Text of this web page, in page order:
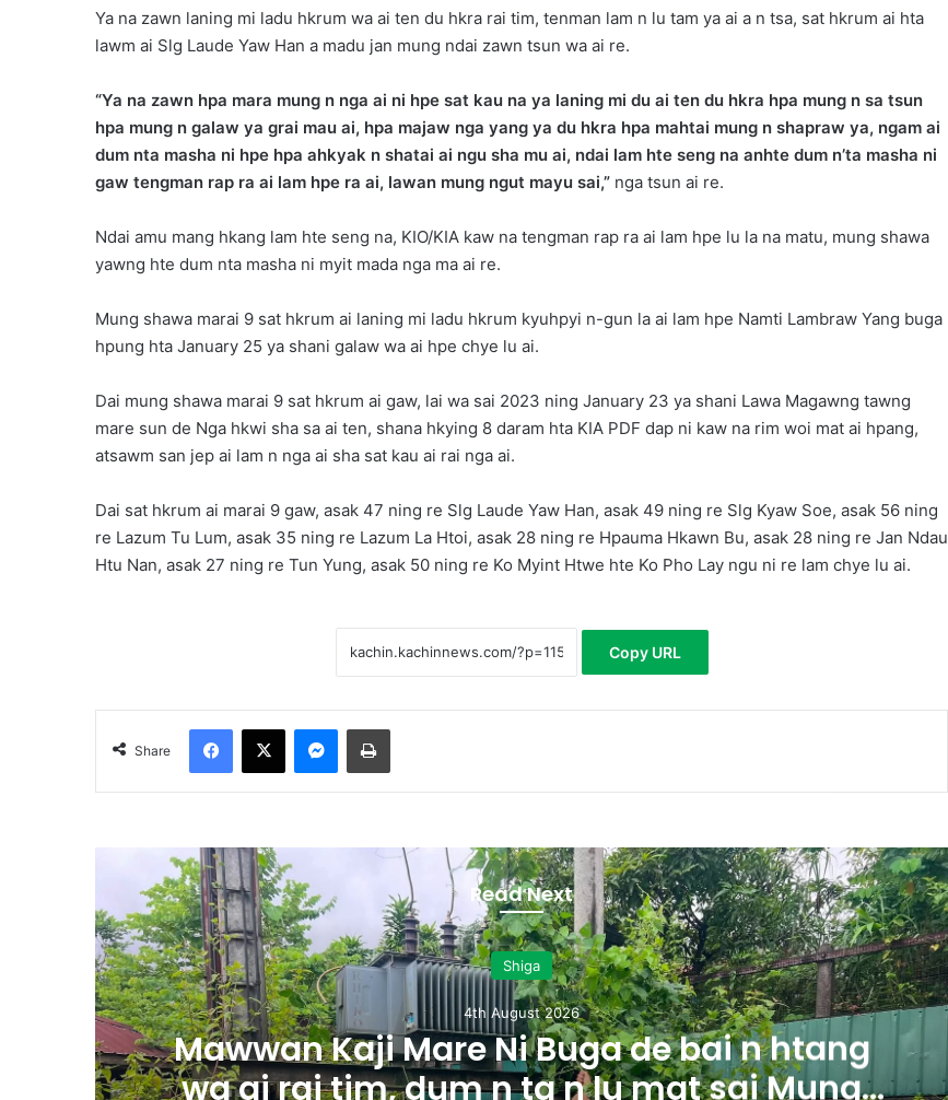
Ya na zawn laning mi ladu hkrum wa ai ten du hkra rai tim, tenman lam n lu tam ya ai a n tsa, sat hkrum ai hta
lawm ai Slg Laude Yaw Han a madu jan mung ndai zawn tsun wa ai re.
“Ya na zawn hpa mara mung n nga ai ni hpe sat kau na ya laning mi du ai ten du hkra hpa mung n sa tsun
hpa mung n galaw ya grai mau ai, hpa majaw nga yang ya du hkra hpa mahtai mung n shapraw ya, ngam ai
dum nta masha ni hpe hpa ahkyak n shatai ai ngu sha mu ai, ndai lam hte seng na anhte dum n’ta masha ni
gaw tengman rap ra ai lam hpe ra ai, lawan mung ngut mayu sai,” nga tsun ai re.
Ndai amu mang hkang lam hte seng na, KIO/KIA kaw na tengman rap ra ai lam hpe lu la na matu, mung shawa
yawng hte dum nta masha ni myit mada nga ma ai re.
Mung shawa marai 9 sat hkrum ai laning mi ladu hkrum kyuhpyi n-gun la ai lam hpe Namti Lambraw Yang buga
hpung hta January 25 ya shani galaw wa ai hpe chye lu ai.
Dai mung shawa marai 9 sat hkrum ai gaw, lai wa sai 2023 ning January 23 ya shani Lawa Magawng tawng
mare sun de Nga hkwi sha sa ai ten, shana hkying 8 daram hta KIA PDF dap ni kaw na rim woi mat ai hpang,
atsawm san jep ai lam n nga ai sha sat kau ai rai nga ai.
Dai sat hkrum ai marai 9 gaw, asak 47 ning re Slg Laude Yaw Han, asak 49 ning re Slg Kyaw Soe, asak 56 ning
re Lazum Tu Lum, asak 35 ning re Lazum La Htoi, asak 28 ning re Hpauma Hkawn Bu, asak 28 ning re Jan Ndau
Htu Nan, asak 27 ning re Tun Yung, asak 50 ning re Ko Myint Htwe hte Ko Pho Lay ngu ni re lam chye lu ai.
Copy URL
Share
Read Next
Shiga
4th August 2026
Mawwan Kaji Mare Ni Buga de bai n htang
wa ai rai tim, dum n ta n lu mat sai Mung